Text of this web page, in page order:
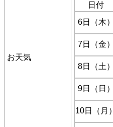
お天気
日付
6日（木）
7日（金）
8日（土）
9日（日）
10日（月）